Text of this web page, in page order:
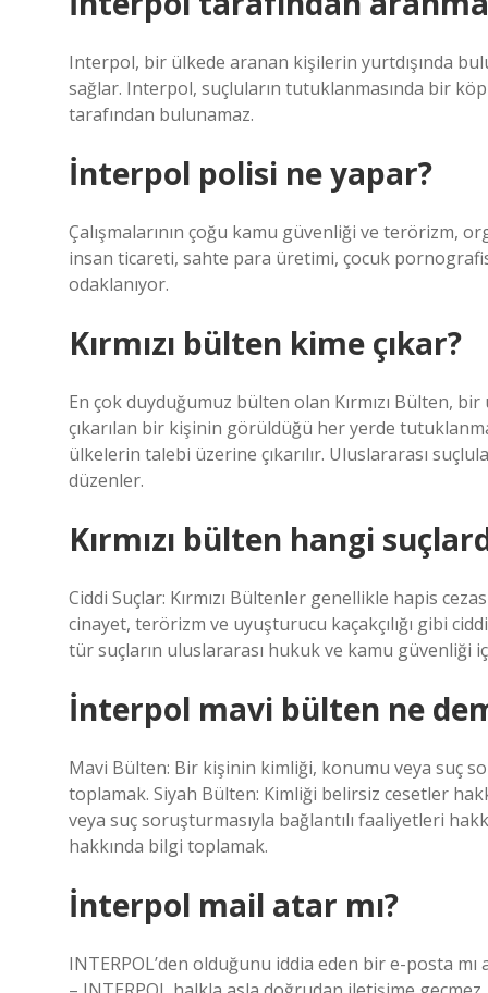
Interpol, bir ülkede aranan kişilerin yurtdışında
sağlar. Interpol, suçluların tutuklanmasında bir
tarafından bulunamaz.
İnterpol polisi ne yapar?
Çalışmalarının çoğu kamu güvenliği ve terörizm,
insan ticareti, sahte para üretimi, çocuk
odaklanıyor.
Kırmızı bülten kime çıkar?
En çok duyduğumuz bülten olan Kırmızı Bülten,
çıkarılan bir kişinin görüldüğü her yerde
ülkelerin talebi üzerine çıkarılır. Uluslararası
düzenler.
Kırmızı bülten hangi
Ciddi Suçlar: Kırmızı Bültenler genellikle hapis
cinayet, terörizm ve uyuşturucu kaçakçılığı gibi
tür suçların uluslararası hukuk ve kamu güvenliği
İnterpol mavi bülten ne
Mavi Bülten: Bir kişinin kimliği, konumu veya suç
toplamak. Siyah Bülten: Kimliği belirsiz cesetler
veya suç soruşturmasıyla bağlantılı faaliyetleri
hakkında bilgi toplamak.
İnterpol mail atar mı?
INTERPOL’den olduğunu iddia eden bir e-posta mı